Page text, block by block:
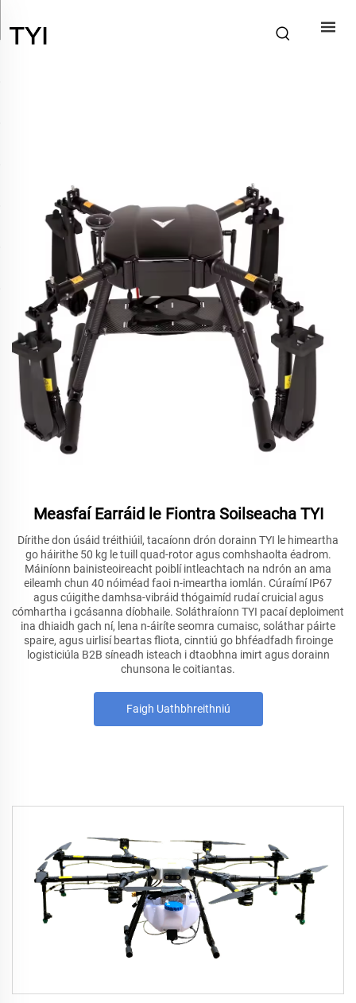
Measfaí Earráid le Fiontra Soilseacha TYI
Dírithe don úsáid tréithiúil, tacaíonn drón dorainn TYI le himeartha
go háirithe 50 kg le tuill quad-rotor agus comhshaolta éadrom.
Máiníonn bainisteoireacht poiblí intleachtach na ndrón an ama
eileamh chun 40 nóiméad faoi n-imeartha iomlán. Cúraímí IP67
agus cúigithe damhsa-vibráid thógaimíd rudaí cruicial agus
cómhartha i gcásanna díobhaile. Soláthraíonn TYI pacaí deploiment
ina dhiaidh gach ní, lena n-áiríte seomra cumaisc, soláthar páirte
spaire, agus uirlisí beartas fliota, cinntiú go bhféadfadh firoinge
logisticiúla B2B síneadh isteach i dtaobhna imirt agus dorainn
chunsona le coitiantas.
Faigh Uathbhreithniú